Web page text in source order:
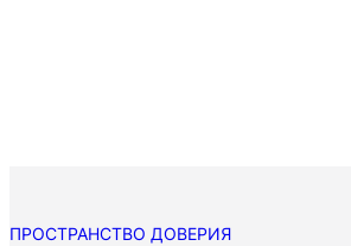
ПРОСТРАНСТВО ДОВЕРИЯ